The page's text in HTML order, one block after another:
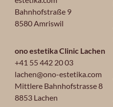
Bahnhofstraße 9
8580 Amriswil
ono estetika Clinic Lachen
+41 55 442 20 03
lachen@ono-estetika.com
Mittlere Bahnhofstrasse 8
8853 Lachen